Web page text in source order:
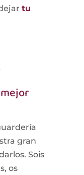
tu
gran
Sois
os